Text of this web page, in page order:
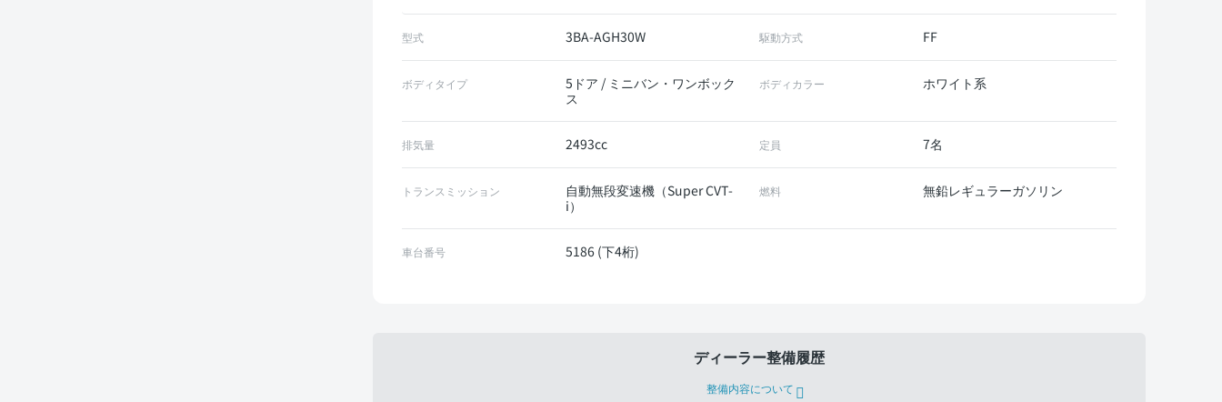
型式 3BA-AGH30W 駆動方式 FF
ボディタイプ
5ドア / ミニバン・ワンボック
ス
ボディカラー ホワイト系
排気量 2493cc 定員 7名
トランスミッション
自動無段変速機（Super CVT-
i）
燃料 無鉛レギュラーガソリン
車台番号 5186 (下4桁)
ディーラー整備履歴
整備内容について